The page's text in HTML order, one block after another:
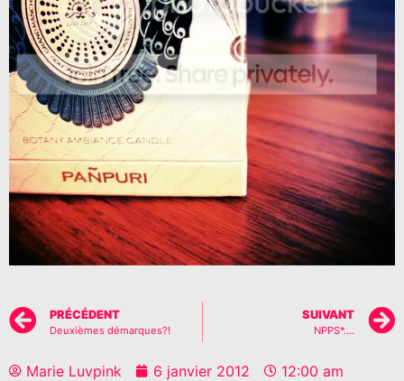
PRÉCÉDENT
Deuxièmes démarques?!
SUIVANT
NPPS*….
Marie Luvpink 6 janvier 2012
12:00 am